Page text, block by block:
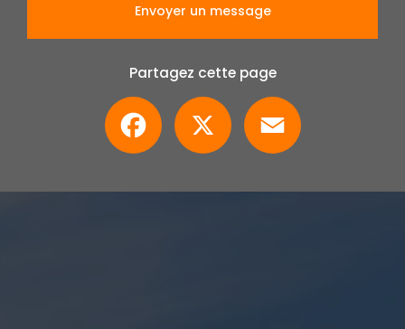
Envoyer un message
Partagez cette page
Facebook